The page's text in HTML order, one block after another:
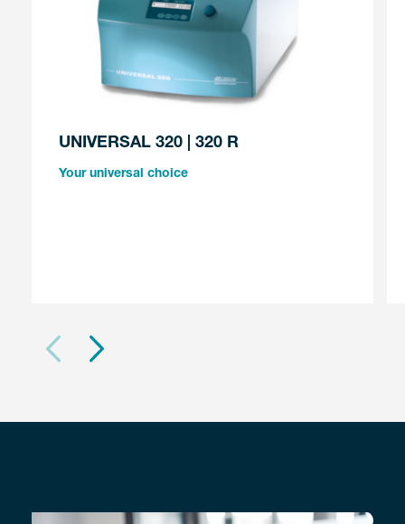
UNIVERSAL 320 | 320 R
Your universal choice